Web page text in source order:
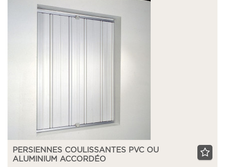
PERSIENNES COULISSANTES PVC OU
ALUMINIUM ACCORDÉO